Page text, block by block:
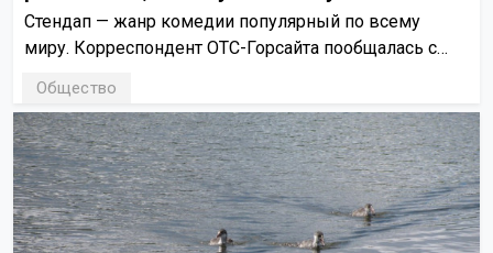
сцены
Стендап — жанр комедии популярный по всему
миру. Корреспондент ОТС-Горсайта пообщалась с
предпочитают шутить и можно ли заработать на
своём увлечении.
Общество